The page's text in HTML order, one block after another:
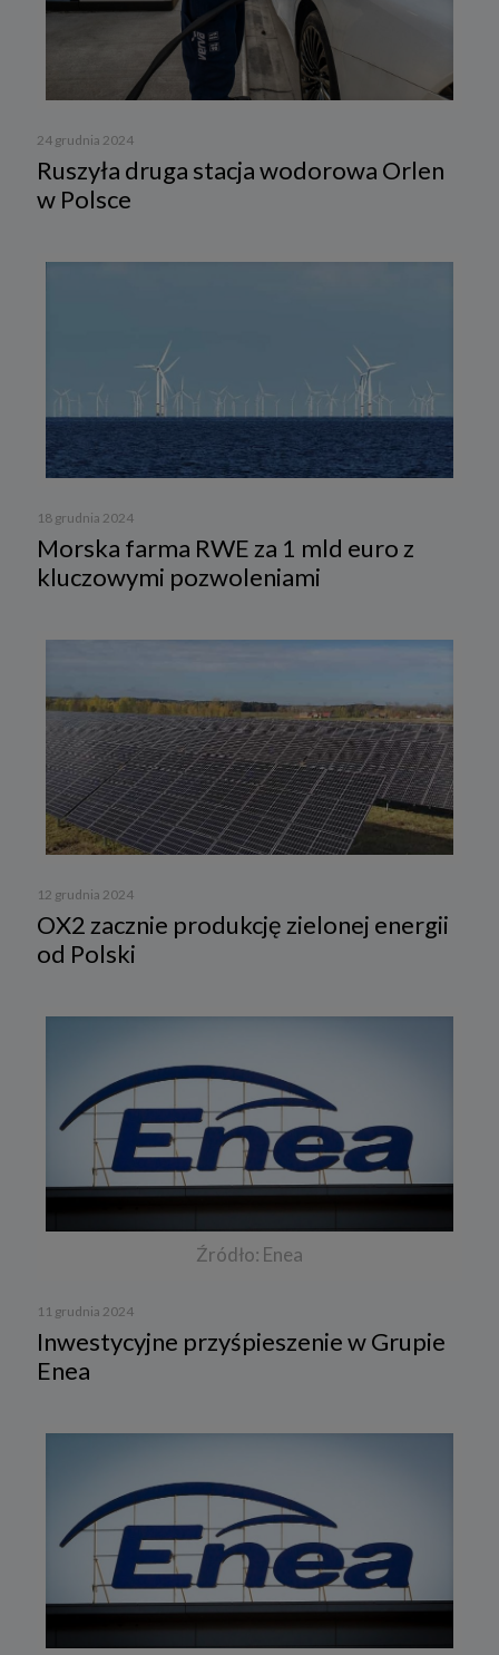
24 grudnia 2024
Ruszyła druga stacja wodorowa Orlen
w Polsce
18 grudnia 2024
Morska farma RWE za 1 mld euro z
kluczowymi pozwoleniami
12 grudnia 2024
OX2 zacznie produkcję zielonej energii
od Polski
Źródło: Enea
11 grudnia 2024
Inwestycyjne przyśpieszenie w Grupie
Enea